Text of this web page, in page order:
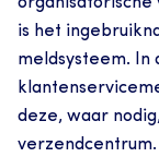
is het
meldsysteem. In
deze, waar
verzendcentrum.